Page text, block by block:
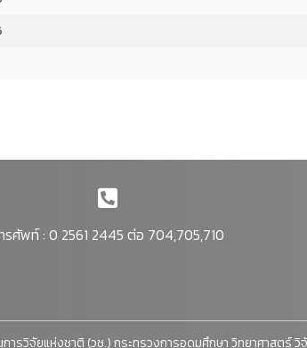
รศัพท์ : 0 2561 2445 ต่อ 704,705,710
รวิจัยแห่งชาติ (วช.) กระทรวงการอุดมศึกษา วิทยาศาสตร์ วิ